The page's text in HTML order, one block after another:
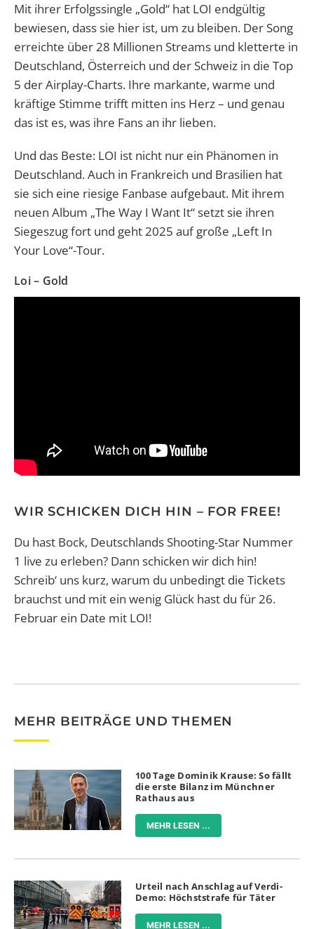
Mit ihrer Erfolgssingle „Gold“ hat LOI endgültig
bewiesen, dass sie hier ist, um zu bleiben. Der Song
erreichte über 28 Millionen Streams und kletterte in
Deutschland, Österreich und der Schweiz in die Top
5 der Airplay-Charts. Ihre markante, warme und
kräftige Stimme trifft mitten ins Herz – und genau
das ist es, was ihre Fans an ihr lieben.
Und das Beste: LOI ist nicht nur ein Phänomen in
Deutschland. Auch in Frankreich und Brasilien hat
sie sich eine riesige Fanbase aufgebaut. Mit ihrem
neuen Album „The Way I Want It“ setzt sie ihren
Siegeszug fort und geht 2025 auf große „Left In
Your Love“-Tour.
Loi – Gold
WIR SCHICKEN DICH HIN – FOR FREE!
Du hast Bock, Deutschlands Shooting-Star Nummer
1 live zu erleben? Dann schicken wir dich hin!
Schreib‘ uns kurz, warum du unbedingt die Tickets
brauchst und mit ein wenig Glück hast du für 26.
Februar ein Date mit LOI!
MEHR BEITRÄGE UND THEMEN
100 Tage Dominik Krause: So fällt
die erste Bilanz im Münchner
Rathaus aus
MEHR LESEN ...
Urteil nach Anschlag auf Verdi-
Demo: Höchststrafe für Täter
MEHR LESEN ...